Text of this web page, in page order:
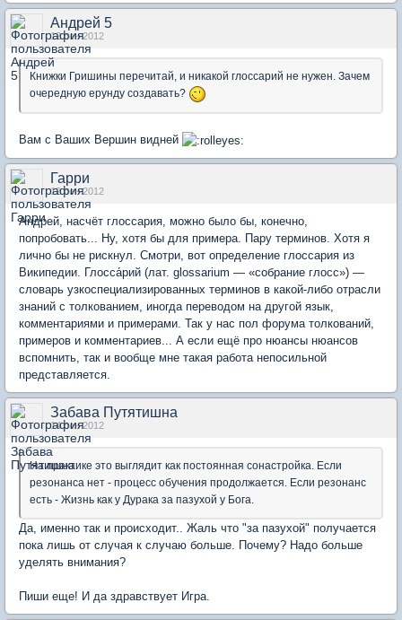
Андрей 5
12 сен 2012
Книжки Гришины перечитай, и никакой глоссарий не нужен. Зачем
очередную ерунду создавать?
Вам с Ваших Вершин видней
Гарри
12 сен 2012
Андрей, насчёт глоссария, можно было бы, конечно,
попробовать... Ну, хотя бы для примера. Пару терминов. Хотя я
лично бы не рискнул. Смотри, вот определение глоссария из
Википедии. Глосса́рий (лат. glossarium — «собрание глосс») —
словарь узкоспециализированных терминов в какой-либо отрасли
знаний с толкованием, иногда переводом на другой язык,
комментариями и примерами. Так у нас пол форума толкований,
примеров и комментариев... А если ещё про нюансы нюансов
вспомнить, так и вообще мне такая работа непосильной
представляется.
Забава Путятишна
14 сен 2012
На практике это выглядит как постоянная сонастройка. Если
резонанса нет - процесс обучения продолжается. Если резонанс
есть - Жизнь как у Дурака за пазухой у Бога.
Да, именно так и происходит.. Жаль что "за пазухой" получается
пока лишь от случая к случаю больше. Почему? Надо больше
уделять внимания?
Пиши еще! И да здравствует Игра.